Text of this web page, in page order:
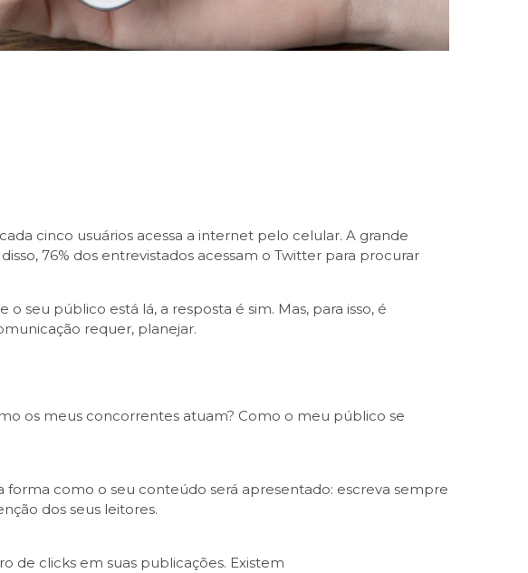
cinco usuários acessa a internet pelo celular. A grande
76% dos entrevistados acessam o Twitter para procurar
seu público está lá, a resposta é sim. Mas, para isso, é
requer, planejar.
os meus concorrentes atuam? Como o meu público se
forma como o seu conteúdo será apresentado: escreva sempre
dos seus leitores.
de clicks em suas publicações. Existem